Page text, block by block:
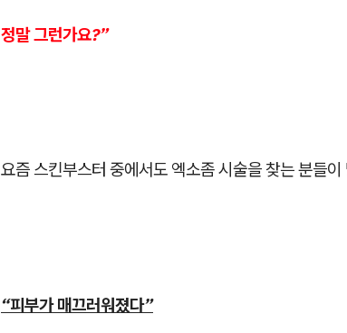
정말 그런가요?”
요즘 스킨부스터 중에서도 엑소좀 시술을 찾는 분들이
“피부가 매끄러워졌다”